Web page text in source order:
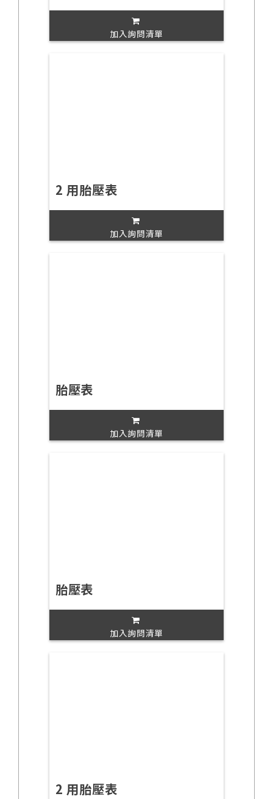
加入詢問清單
2 用胎壓表
加入詢問清單
胎壓表
加入詢問清單
胎壓表
加入詢問清單
2 用胎壓表